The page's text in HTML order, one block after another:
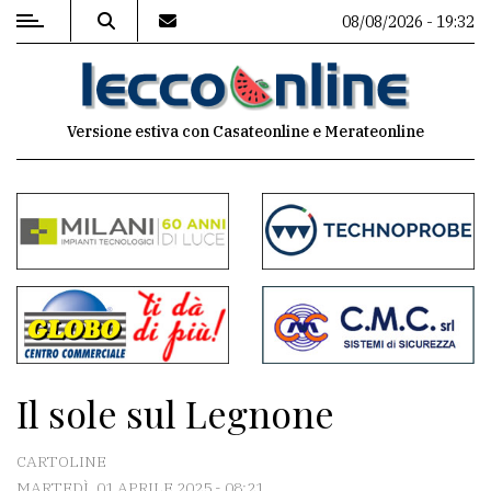
MENU
commenti
Contenuti
del
sito
Meteo
08/08/2026 - 19:32
Versione estiva con Casateonline e Merateonline
Il sole sul Legnone
CARTOLINE